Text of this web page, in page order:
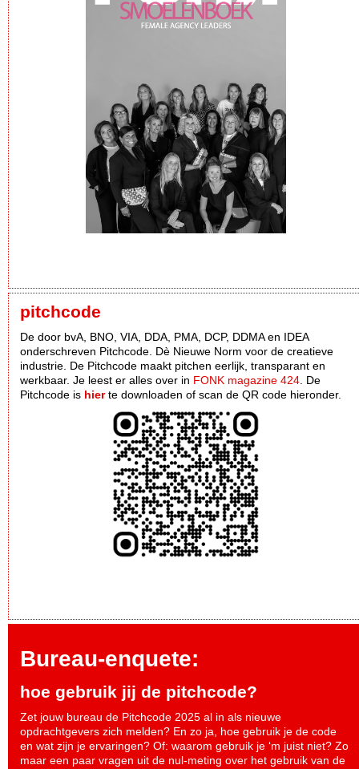
pitchcode
De door bvA, BNO, VIA, DDA, PMA, DCP, DDMA en IDEA
onderschreven Pitchcode. Dè Nieuwe Norm voor de creatieve
industrie. De Pitchcode maakt pitchen eerlijk, transparant en
werkbaar. Je leest er alles over in FONK magazine 424 . De
Pitchcode is hierte downloaden of scan de QR code hieronder.
Bureau-enquete:
hoe gebruik jij de pitchcode?
Zet jouw bureau de Pitchcode 2025 al in als nieuwe
opdrachtgevers zich melden? En zo ja, hoe gebruik je de code
en wat zijn je ervaringen? Of: waarom gebruik je ‘m juist niet? Zo
maar een paar vragen uit de nul-meting over het gebruik van de